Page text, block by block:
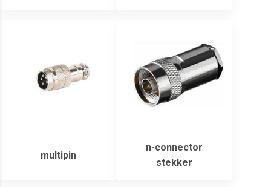
multipin
n-connector
stekker